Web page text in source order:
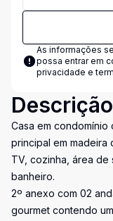
As informações
possa entrar em
privacidade e
Descrição
Casa em
principal em madeira
TV, cozinha, área de
banheiro.
2º anexo com 02
gourmet contendo